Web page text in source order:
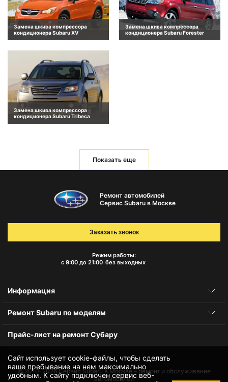
Замена шкива компрессора
кондиционера Subaru XV
Замена шкива компрессора
кондиционера Subaru Forester
Замена шкива компрессора
кондиционера Subaru Tribeca
Показать еще
Сайт использует cookie-файлы, чтобы сделать
ваше пребывание на нем максимально
удобным. К cайту подключен сервис веб-
Ремонт автомобилей
Сервис Subaru в Москве
Режим работы:
с 9:00 до 21:00 без выходных
Заказать звонок
Информация
Ремонт Subaru по моделям
Прайс-лист на ремонт Субару
© 2010-2026Сервис Subaru в Москве – ремонт и обслуживание
автомобилей